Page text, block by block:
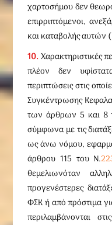
χαρτοσήμου δεν
επιρριπτόμενοι,
και καταβολής αυτών (
10.Χαρακτηριστικές
πλέον δεν
περιπτώσεις στις
Συγκέντρωσης
των άρθρων 5 και
σύμφωνα με τις
ως άνω νόμου,
άρθρου 115 του Ν.
θεμελιωνόταν
προγενέστερες
ΦΣΚ ή από πρόστιμα
περιλαμβάνονται